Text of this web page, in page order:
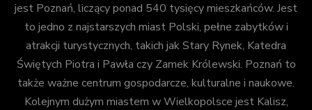
jest Poznań, liczący ponad 540 tysięcy mieszkańców. Jest
to jedno z najstarszych miast Polski, pełne zabytków i
atrakcji turystycznych, takich jak Stary Rynek, Katedra
Świętych Piotra i Pawła czy Zamek Królewski. Poznań to
także ważne centrum gospodarcze, kulturalne i naukowe.
Kolejnym dużym miastem w Wielkopolsce jest Kalisz,